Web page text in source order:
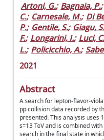
Artoni, G.; Bagnaia, P.;
C.; Carnesale, M.; Di
P.; Gentile, S.; Giagu, S.
F.; Longarini, I.; Luci, C.
L.; Policicchio, A.;
2021
Abstract
A search for lepton-flavor-
pp collision data recorded by
presented. This analysis uses
s=13 TeV and is combined
search in the final state in